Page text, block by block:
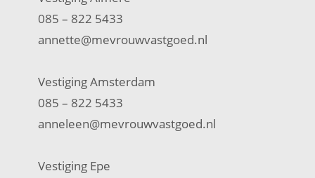
085 – 822 5433
annette@mevrouwvastgoed.nl
Vestiging Amsterdam
085 – 822 5433
anneleen@mevrouwvastgoed.nl
Vestiging Epe